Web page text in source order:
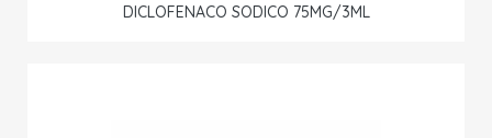
DICLOFENACO SODICO 75MG/3ML